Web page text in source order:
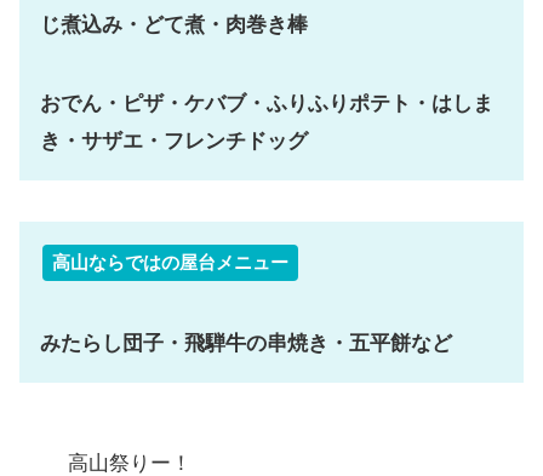
じ煮込み・どて煮・肉巻き棒
おでん・ピザ・ケバブ・ふりふりポテト・はしま
き・サザエ・フレンチドッグ
高山ならではの屋台メニュー
みたらし団子・飛騨牛の串焼き・五平餅など
高山祭りー！